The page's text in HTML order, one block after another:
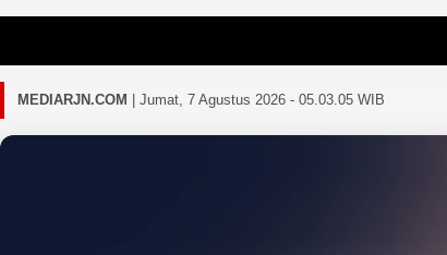
MEDIARJN.COM Jumat, 7 Agustus 2026 - 05.03.08 WIB